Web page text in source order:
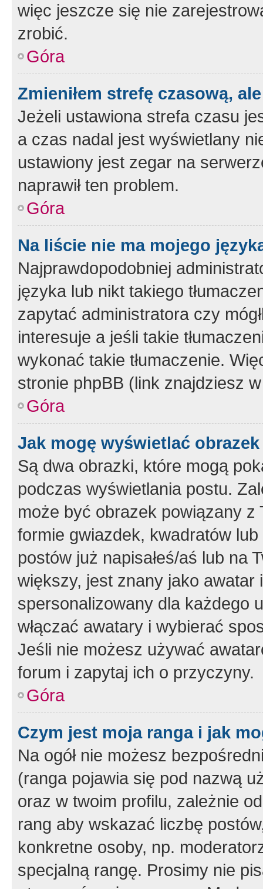
więc jeszcze się nie
zrobić.
Góra
Zmieniłem strefę czasową,
Jeżeli ustawiona strefa czasu
a czas nadal jest wyświetlany
ustawiony jest zegar na
naprawił ten problem.
Góra
Na liście nie ma mojego
Najprawdopodobniej
języka lub nikt takiego
zapytać administratora czy
interesuje a jeśli takie
wykonać takie tłumaczenie.
stronie phpBB (link znajdziesz
Góra
Jak mogę wyświetlać
Są dwa obrazki, które mogą
podczas wyświetlania postu.
może być obrazek powiązany z
formie gwiazdek, kwadratów
postów już napisałeś/aś lub na
większy, jest znany jako
spersonalizowany dla każdego
włączać awatary i wybierać
Jeśli nie możesz używać
forum i zapytaj ich o przyczyny.
Góra
Czym jest moja ranga i jak
Na ogół nie możesz
(ranga pojawia się pod nazwą
oraz w twoim profilu, zależnie
rang aby wskazać liczbę
konkretne osoby, np.
specjalną rangę. Prosimy nie